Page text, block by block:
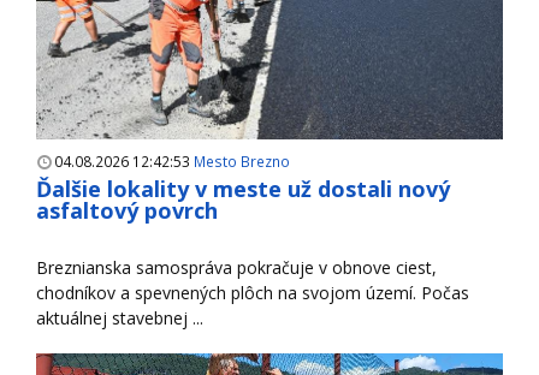
04.08.2026 12:42:53 Mesto Brezno
Ďalšie lokality v meste už dostali nový
asfaltový povrch
Breznianska samospráva pokračuje v obnove ciest,
chodníkov a spevnených plôch na svojom území. Počas
aktuálnej stavebnej ...